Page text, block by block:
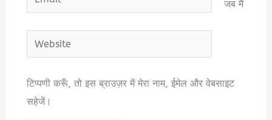
Website
जब मैं
टिप्पणी करूँ, तो इस ब्राउज़र में मेरा नाम, ईमेल और वेबसाइट
सहेजें।